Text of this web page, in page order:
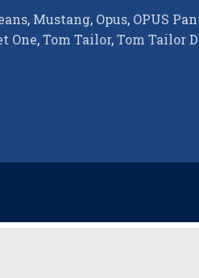
, Mustang, Opus, OPUS
One,Tom Tailor,Tom Tailor